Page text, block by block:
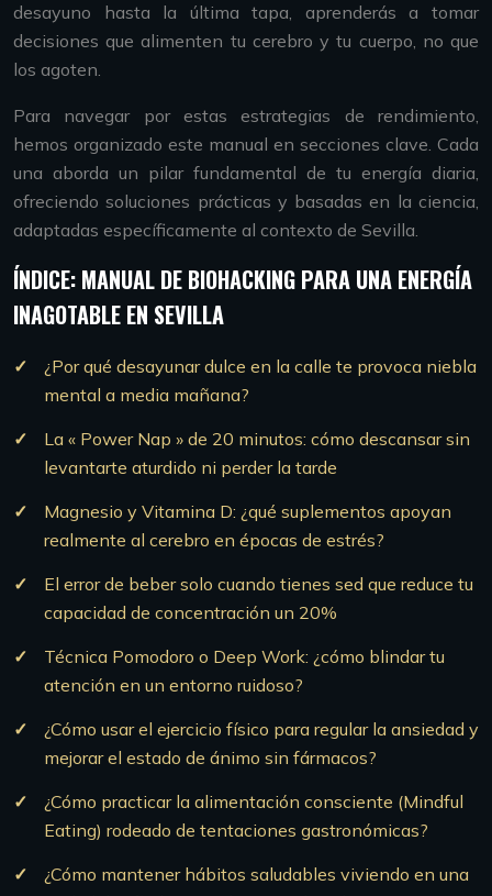
desayuno hasta la última tapa, aprenderás a tomar
decisiones que alimenten tu cerebro y tu cuerpo, no que
los agoten.
Para navegar por estas estrategias de rendimiento,
hemos organizado este manual en secciones clave. Cada
una aborda un pilar fundamental de tu energía diaria,
ofreciendo soluciones prácticas y basadas en la ciencia,
adaptadas específicamente al contexto de Sevilla.
ÍNDICE: MANUAL DE BIOHACKING PARA UNA ENERGÍA
INAGOTABLE EN SEVILLA
¿Por qué desayunar dulce en la calle te provoca niebla
mental a media mañana?
La « Power Nap » de 20 minutos: cómo descansar sin
levantarte aturdido ni perder la tarde
Magnesio y Vitamina D: ¿qué suplementos apoyan
realmente al cerebro en épocas de estrés?
El error de beber solo cuando tienes sed que reduce tu
capacidad de concentración un 20%
Técnica Pomodoro o Deep Work: ¿cómo blindar tu
atención en un entorno ruidoso?
¿Cómo usar el ejercicio físico para regular la ansiedad y
mejorar el estado de ánimo sin fármacos?
¿Cómo practicar la alimentación consciente (Mindful
Eating) rodeado de tentaciones gastronómicas?
¿Cómo mantener hábitos saludables viviendo en una